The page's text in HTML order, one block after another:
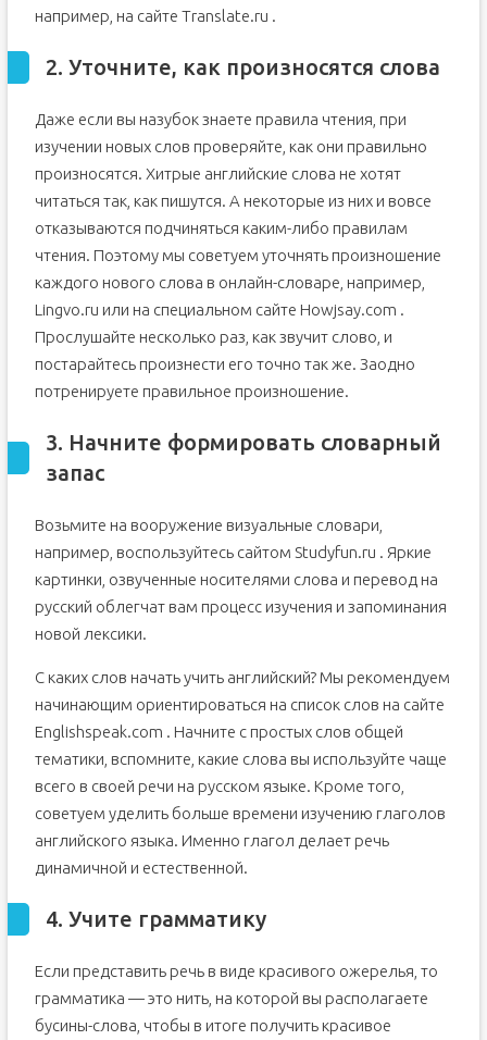
например, на сайте Translate.ru .
2. Уточните, как произносятся слова
Даже если вы назубок знаете правила чтения, при
изучении новых слов проверяйте, как они правильно
произносятся. Хитрые английские слова не хотят
читаться так, как пишутся. А некоторые из них и вовсе
отказываются подчиняться каким-либо правилам
чтения. Поэтому мы советуем уточнять произношение
каждого нового слова в онлайн-словаре, например,
Lingvo.ru или на специальном сайте Howjsay.com .
Прослушайте несколько раз, как звучит слово, и
постарайтесь произнести его точно так же. Заодно
потренируете правильное произношение.
3. Начните формировать словарный
запас
Возьмите на вооружение визуальные словари,
например, воспользуйтесь сайтом Studyfun.ru . Яркие
картинки, озвученные носителями слова и перевод на
русский облегчат вам процесс изучения и запоминания
новой лексики.
С каких слов начать учить английский? Мы рекомендуем
начинающим ориентироваться на список слов на сайте
Englishspeak.com . Начните с простых слов общей
тематики, вспомните, какие слова вы используйте чаще
всего в своей речи на русском языке. Кроме того,
советуем уделить больше времени изучению глаголов
английского языка. Именно глагол делает речь
динамичной и естественной.
4. Учите грамматику
Если представить речь в виде красивого ожерелья, то
грамматика — это нить, на которой вы располагаете
бусины-слова, чтобы в итоге получить красивое